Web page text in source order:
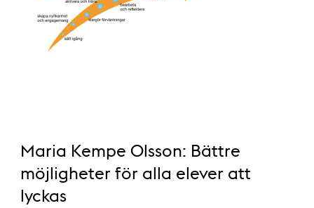
Maria Kempe Olsson: Bättre
möjligheter för alla elever att
lyckas